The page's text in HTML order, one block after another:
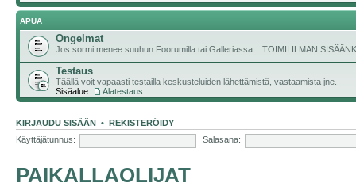
APUA
Ongelmat
Jos sormi menee suuhun Foorumilla tai Galleriassa... TOIMII ILMAN
Testaus
Täällä voit vapaasti testailla keskusteluiden lähettämistä, vastaamista jne.
Sisäalue:
Alatestaus
KIRJAUDU SISÄÄN • REKISTERÖIDY
Käyttäjätunnus:
Salasana:
PAIKALLAOLIJAT